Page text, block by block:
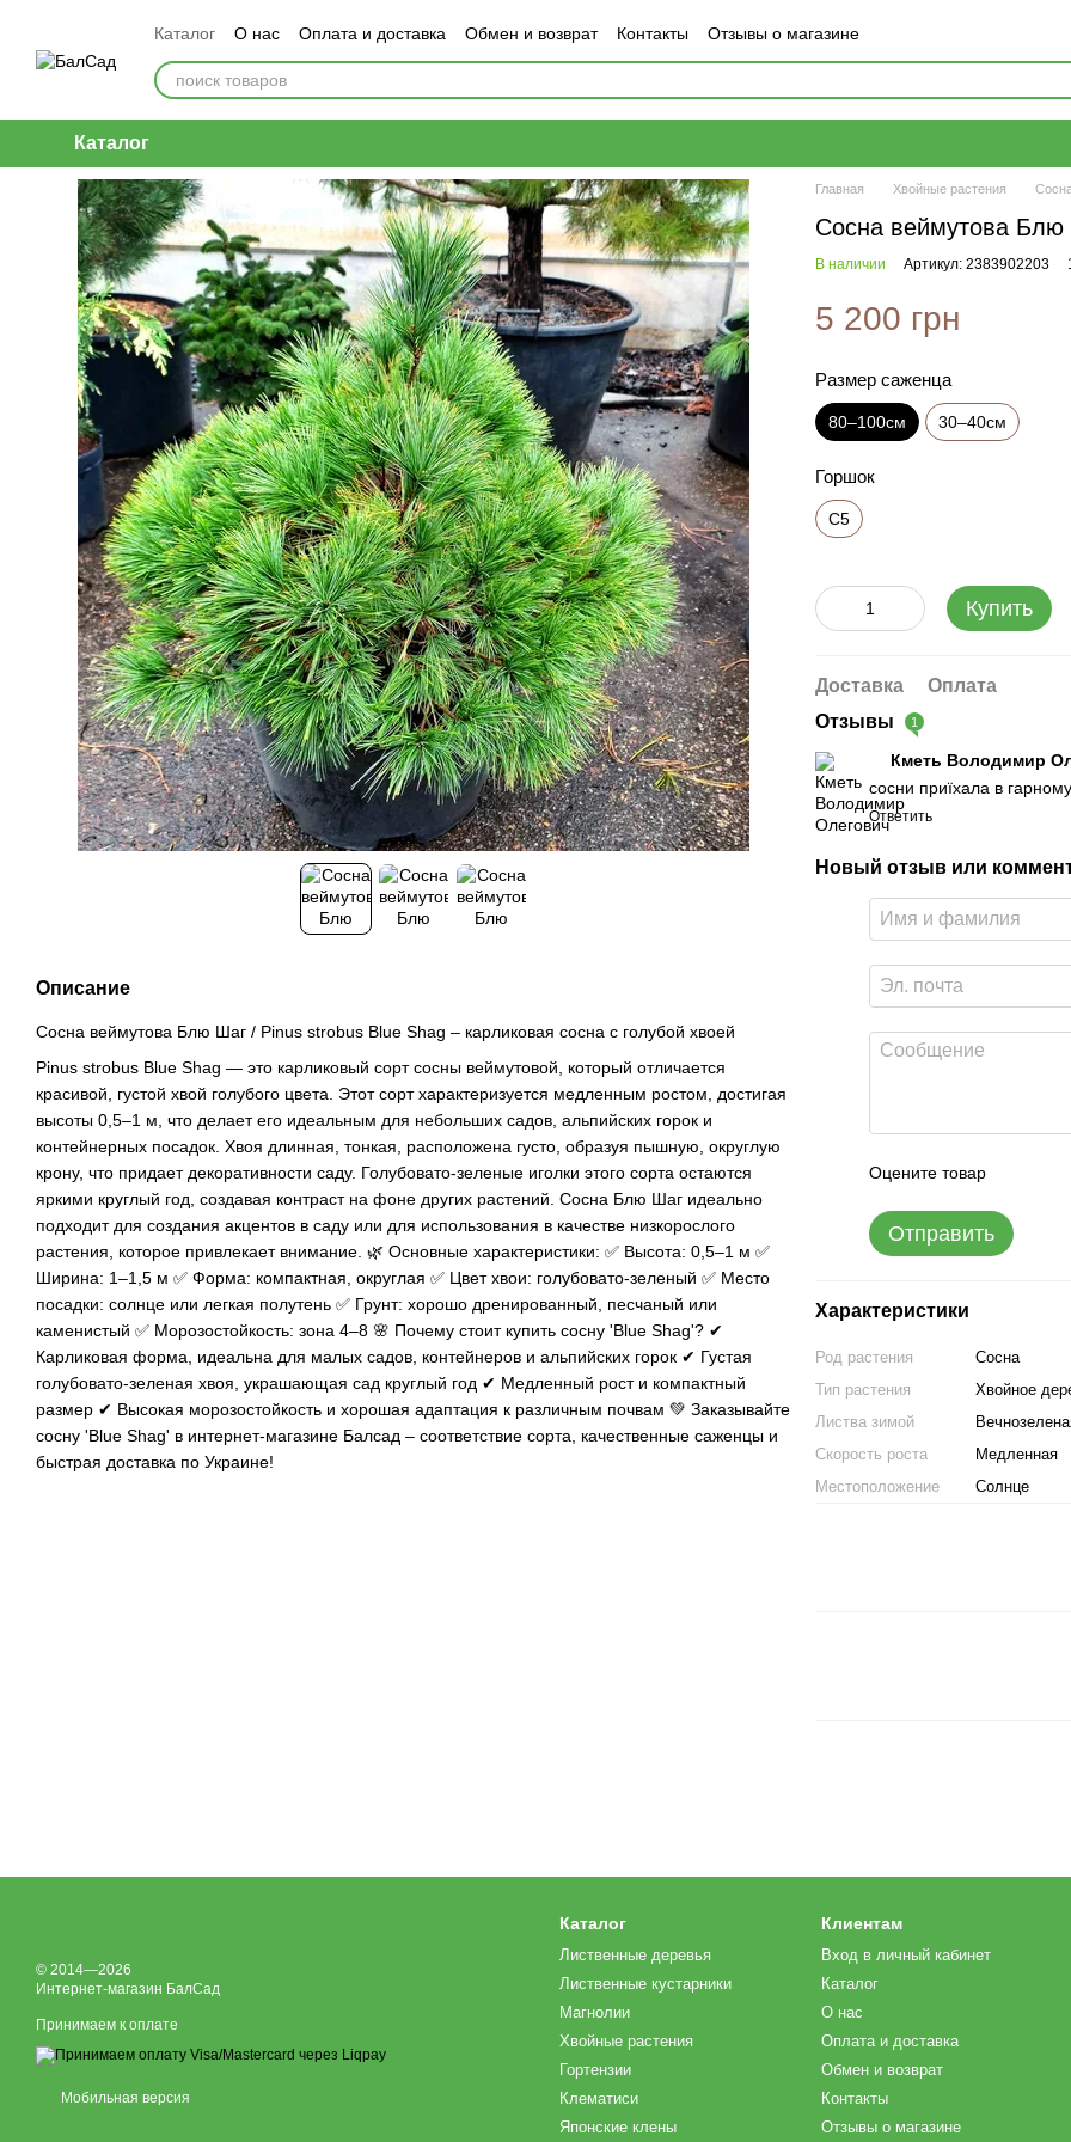
Каталог О нас Оплата и доставка Обмен и возврат Контакты Отзывы о магазине
Каталог
Описание
Сосна веймутова Блю Шаг / Pinus strobus Blue Shag – карликовая сосна с голубой хвоей
Pinus strobus Blue Shag — это карликовый сорт сосны веймутовой, который отличается
красивой, густой хвой голубого цвета. Этот сорт характеризуется медленным ростом, достигая
высоты 0,5–1 м, что делает его идеальным для небольших садов, альпийских горок и
контейнерных посадок. Хвоя длинная, тонкая, расположена густо, образуя пышную, округлую
крону, что придает декоративности саду. Голубовато-зеленые иголки этого сорта остаются
яркими круглый год, создавая контраст на фоне других растений. Сосна Блю Шаг идеально
подходит для создания акцентов в саду или для использования в качестве низкорослого
растения, которое привлекает внимание. 🌿 Основные характеристики: ✅ Высота: 0,5–1 м ✅
Ширина: 1–1,5 м ✅ Форма: компактная, округлая ✅ Цвет хвои: голубовато-зеленый ✅ Место
посадки: солнце или легкая полутень ✅ Грунт: хорошо дренированный, песчаный или
каменистый ✅ Морозостойкость: зона 4–8 🌸 Почему стоит купить сосну 'Blue Shag'? ✔
Карликовая форма, идеальна для малых садов, контейнеров и альпийских горок ✔ Густая
голубовато-зеленая хвоя, украшающая сад круглый год ✔ Медленный рост и компактный
размер ✔ Высокая морозостойкость и хорошая адаптация к различным почвам 💚 Заказывайте
сосну 'Blue Shag' в интернет-магазине Балсад – соответствие сорта, качественные саженцы и
быстрая доставка по Украине!
Главная Хвойные растения
Сосна веймутова Блю
В наличии Артикул: 2383902203
5 200 грн
Размер саженца
80–100см 30–40см
Горшок
С5
Купить
Доставка
Оплата
Отзывы
1
Кметь Володимир
сосни приїхала в
Ответить
Новый отзыв или
Оцените товар
Отправить
Характеристики
Род растения
Сосна
Тип растения
Хвойное
Листва зимой
Скорость роста
Медленная
Местоположение
Солнце
© 2014—2026
Интернет-магазин БалСад
Принимаем к оплате
Мобильная версия
Каталог
Лиственные деревья
Лиственные кустарники
Магнолии
Хвойные растения
Гортензии
Клематиси
Японские клены
Клиентам
Вход в личный кабинет
Каталог
О нас
Оплата и доставка
Обмен и возврат
Контакты
Отзывы о магазине